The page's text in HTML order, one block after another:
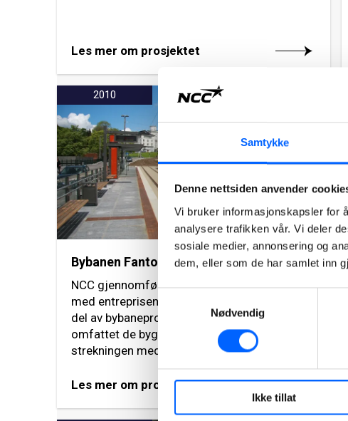
Samtykke
Denne nettsiden anvender
Vi bruker informasjonskapsler for
analysere trafikken vår. Vi deler
sosiale medier, annonsering og
dem, eller som de har samlet inn
Nødvendig
Ikke tillat
Les mer om prosjektet
2010
Bybanen Fantoft-Nesttun, Bergen
NCC gjennomførte i 2008-2010 oppdraget
med entreprisen ”Fantoft-Nesttun” som er en
del av bybaneprosjektet i Bergen. Prosjektet
omfattet de byggetekniske arbeidene på
strekningen med en lengde på 3,2 km.
Les mer om prosjektet